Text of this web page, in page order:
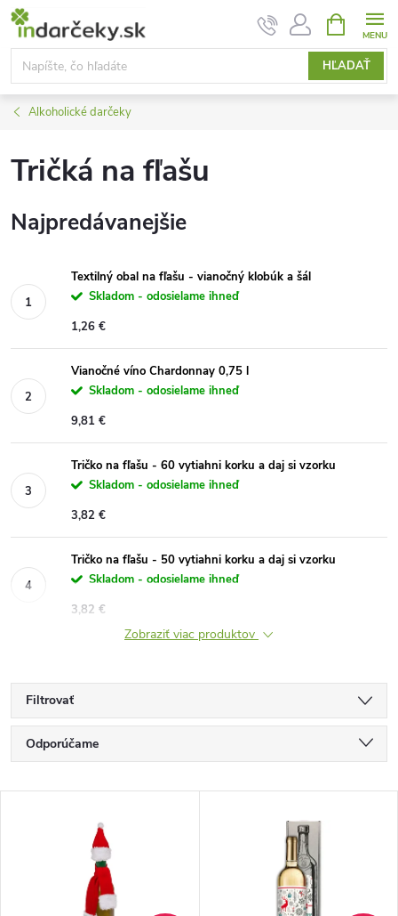
Prejsť
obsah
HĽADAŤ
KOŠÍK
Alkoholické darčeky
Tričká na fľašu
Najpredávanejšie
Textilný obal na fľašu - vianočný klobúk a šál
Skladom - odosielame ihneď
1,26 €
Vianočné víno Chardonnay 0,75 l
Skladom - odosielame ihneď
9,81 €
Tričko na fľašu - 60 vytiahni korku a daj si vzorku
Skladom - odosielame ihneď
3,82 €
Tričko na fľašu - 50 vytiahni korku a daj si vzorku
Skladom - odosielame ihneď
3,82 €
Zobraziť viac produktov
Filtrovať
R
a
Odporúčame
Najpredávanejšie